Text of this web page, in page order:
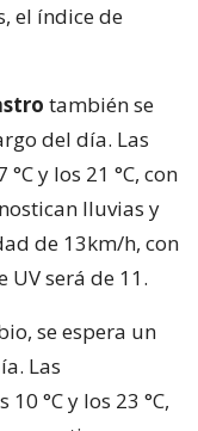
el índice de
también se
del día. Las
y los 21 °C, con
lluvias y
de 13km/h, con
UV será de 11.
se espera un
Las
°C y los 23 °C,